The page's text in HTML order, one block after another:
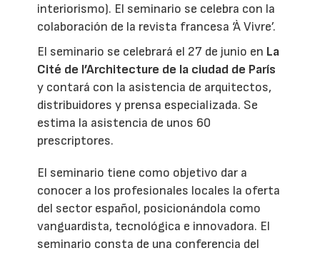
interiorismo). El seminario se celebra con la
colaboración de la revista francesa ‘À Vivre’.
El seminario se celebrará el 27 de junio en La
Cité de l’Architecture de la ciudad de París
y contará con la asistencia de arquitectos,
distribuidores y prensa especializada. Se
estima la asistencia de unos 60
prescriptores.
El seminario tiene como objetivo dar a
conocer a los profesionales locales la oferta
del sector español, posicionándola como
vanguardista, tecnológica e innovadora. El
seminario consta de una conferencia del